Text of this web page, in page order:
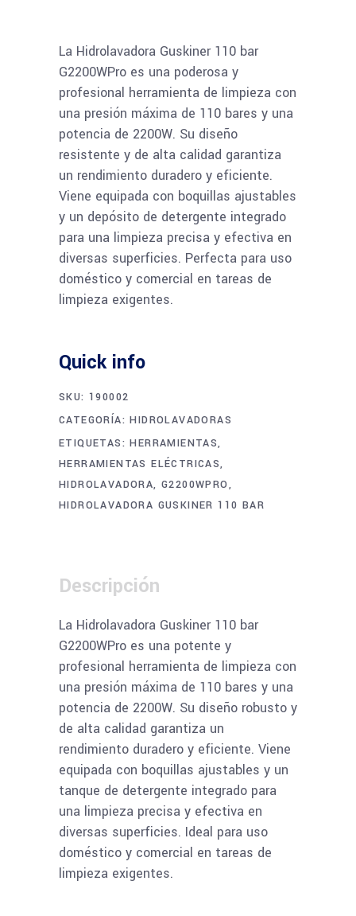
La Hidrolavadora Guskiner 110 bar
G2200WPro es una poderosa y
profesional herramienta de limpieza con
una presión máxima de 110 bares y una
potencia de 2200W. Su diseño
resistente y de alta calidad garantiza
un rendimiento duradero y eficiente.
Viene equipada con boquillas ajustables
y un depósito de detergente integrado
para una limpieza precisa y efectiva en
diversas superficies. Perfecta para uso
doméstico y comercial en tareas de
limpieza exigentes.
Quick info
SKU: 190002
CATEGORÍA:HIDROLAVADORAS
ETIQUETAS:HERRAMIENTAS,
HERRAMIENTAS ELÉCTRICAS,
HIDROLAVADORA,G2200WPRO,
HIDROLAVADORA GUSKINER 110 BAR
Descripción
La Hidrolavadora Guskiner 110 bar
G2200WPro es una potente y
profesional herramienta de limpieza con
una presión máxima de 110 bares y una
potencia de 2200W. Su diseño robusto y
de alta calidad garantiza un
rendimiento duradero y eficiente. Viene
equipada con boquillas ajustables y un
tanque de detergente integrado para
una limpieza precisa y efectiva en
diversas superficies. Ideal para uso
doméstico y comercial en tareas de
limpieza exigentes.